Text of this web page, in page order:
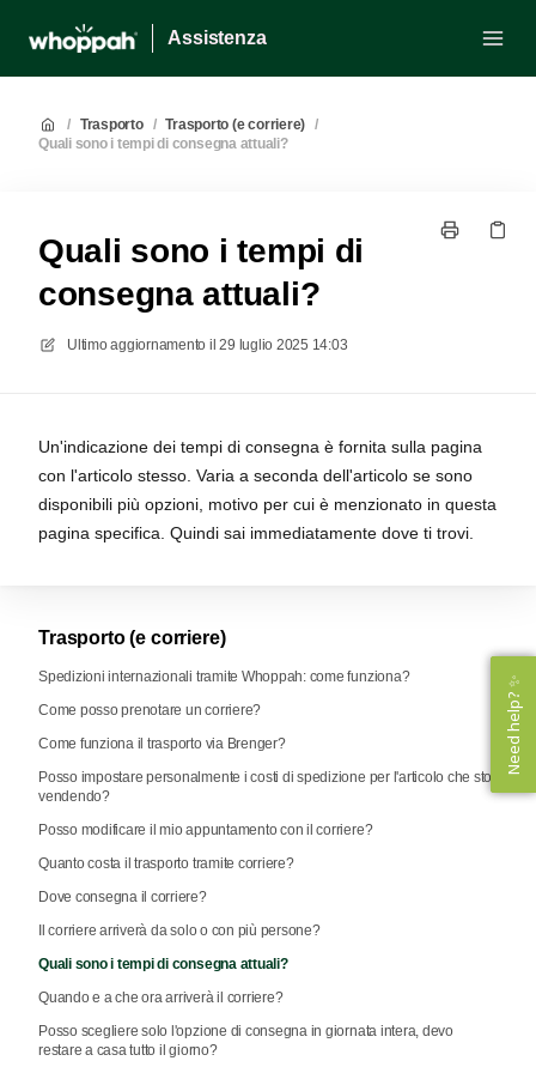
Assistenza
/ Trasporto / Trasporto (e corriere) /
Quali sono i tempi di consegna attuali?
Quali sono i tempi di
consegna attuali?
Ultimo aggiornamento il 29 luglio 2025 14:03
Un'indicazione dei tempi di consegna è fornita sulla pagina
con l'articolo stesso. Varia a seconda dell'articolo se sono
disponibili più opzioni, motivo per cui è menzionato in questa
pagina specifica. Quindi sai immediatamente dove ti trovi.
Trasporto (e corriere)
Spedizioni internazionali tramite Whoppah: come funziona?
Come posso prenotare un corriere?
Come funziona il trasporto via Brenger?
Posso impostare personalmente i costi di spedizione per l'articolo che sto
vendendo?
Posso modificare il mio appuntamento con il corriere?
Quanto costa il trasporto tramite corriere?
Dove consegna il corriere?
Il corriere arriverà da solo o con più persone?
Quali sono i tempi di consegna attuali?
Quando e a che ora arriverà il corriere?
Posso scegliere solo l'opzione di consegna in giornata intera, devo
restare a casa tutto il giorno?
Need help? ✨
Need help? ✨